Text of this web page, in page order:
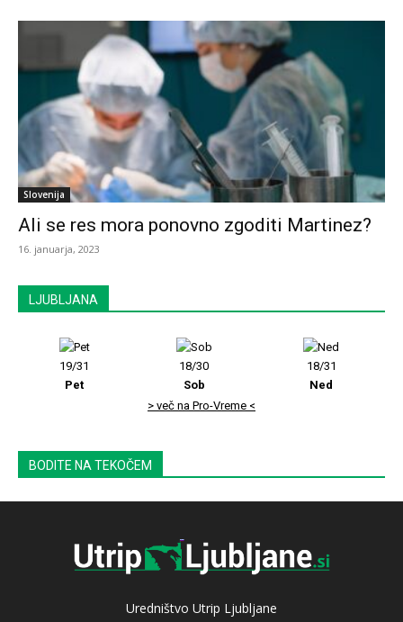
Slovenija
Ali se res mora ponovno zgoditi Martinez?
16. januarja, 2023
LJUBLJANA
19/31
Pet
18/30
Sob
18/31
Ned
> več na Pro-Vreme <
BODITE NA TEKOČEM
Uredništvo Utrip Ljubljane